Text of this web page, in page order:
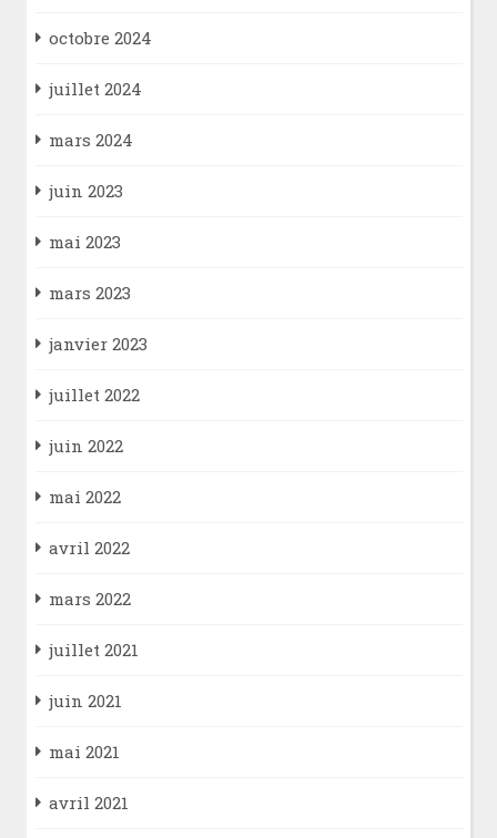
octobre 2024
juillet 2024
mars 2024
juin 2023
mai 2023
mars 2023
janvier 2023
juillet 2022
juin 2022
mai 2022
avril 2022
mars 2022
juillet 2021
juin 2021
mai 2021
avril 2021